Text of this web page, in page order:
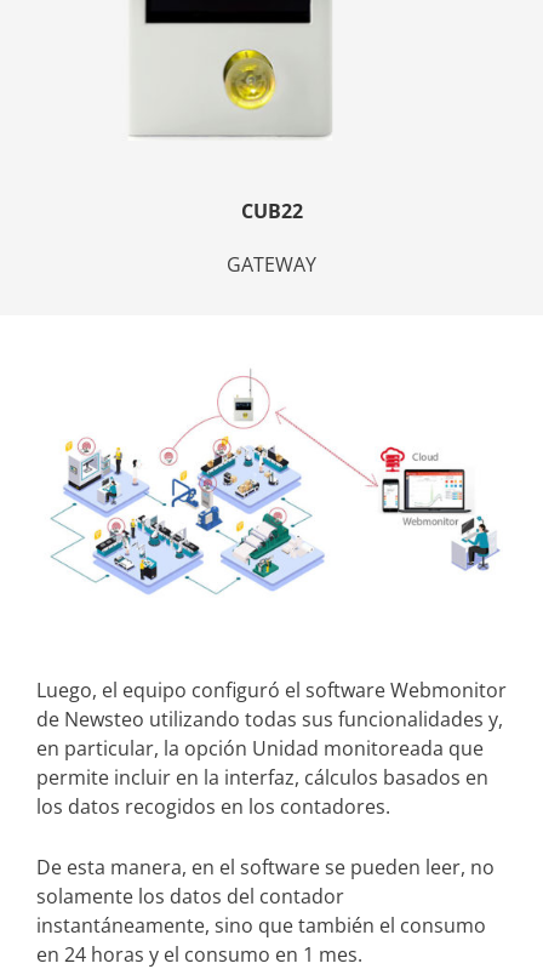
CUB22
GATEWAY
Luego, el equipo configuró el software Webmonitor
de Newsteo utilizando todas sus funcionalidades y,
en particular, la opción Unidad monitoreada que
permite incluir en la interfaz, cálculos basados en
los datos recogidos en los contadores.
De esta manera, en el software se pueden leer, no
solamente los datos del contador
instantáneamente, sino que también el consumo
en 24 horas y el consumo en 1 mes.